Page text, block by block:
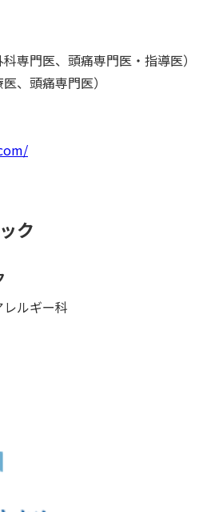
専門医、頭痛専門医・指導医）
、頭痛専門医）
ク
ルギー科